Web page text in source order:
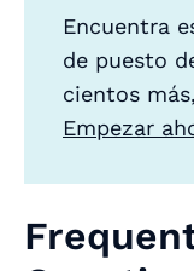
Encuentra
de puesto
cientos
Empezar